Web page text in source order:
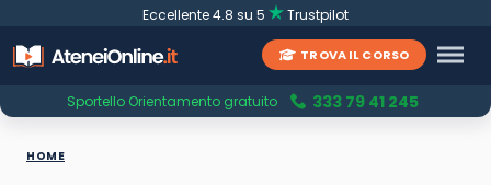
Eccellente 4.8 su 5 Trustpilot
TROVA IL CORSO
Sportello Orientamento gratuito 333 79 41 245
HOME